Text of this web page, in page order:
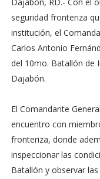
seguridad fronteriza
institución, el
Carlos Antonio
del 10mo. Batallón de
Dajabón.
El Comandante
encuentro con
fronteriza, donde
inspeccionar las
Batallón y observar